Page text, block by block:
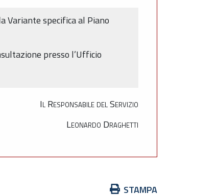
Variante specifica al Piano
presso l’Ufficio
Il Responsabile del Servizio
Leonardo Draghetti
Azioni STAMPA